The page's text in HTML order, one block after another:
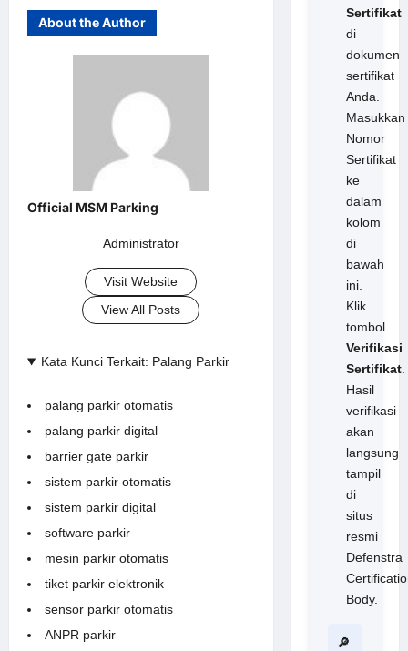
About the Author
Administrator
Visit Website
View All Posts
Kata Kunci Terkait: Palang Parkir
palang parkir otomatis
palang parkir digital
barrier gate parkir
sistem parkir otomatis
sistem parkir digital
software parkir
mesin parkir otomatis
tiket parkir elektronik
sensor parkir otomatis
ANPR parkir
Sertifikat
di
dokumen
sertifikat
Anda.
Masukkan
Nomor
Sertifikat
ke
dalam
kolom
di
bawah
ini.
Klik
tombol
Verifikasi
Sertifikat.
Hasil
verifikasi
akan
langsung
tampil
di
situs
resmi
Defenstra
Body.
🔎